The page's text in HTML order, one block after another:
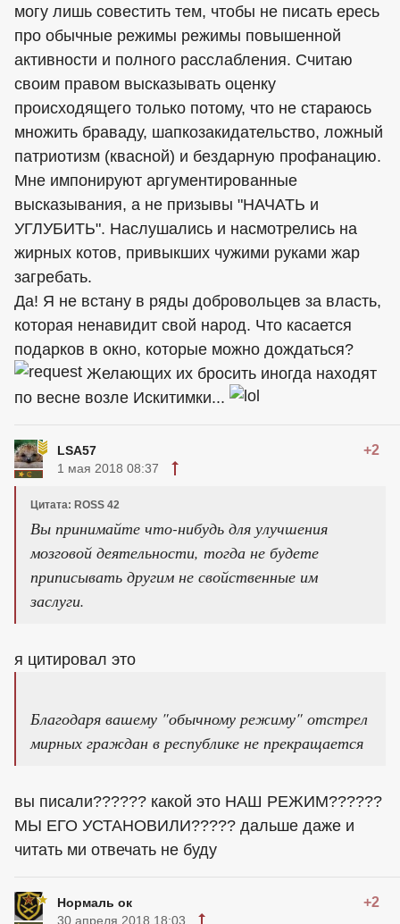
могу лишь совестить тем, чтобы не писать ересь
про обычные режимы режимы повышенной
активности и полного расслабления. Считаю
своим правом высказывать оценку
происходящего только потому, что не стараюсь
множить браваду, шапкозакидательство, ложный
патриотизм (квасной) и бездарную профанацию.
Мне импонируют аргументированные
высказывания, а не призывы "НАЧАТЬ и
УГЛУБИТЬ". Наслушались и насмотрелись на
жирных котов, привыкших чужими руками жар
загребать.
Да! Я не встану в ряды добровольцев за власть,
которая ненавидит свой народ. Что касается
подарков в окно, которые можно дождаться?
Желающих их бросить иногда находят
по весне возле Искитимки...
LSA57 +2
1 мая 2018 08:37
Цитата: ROSS 42
Вы принимайте что-нибудь для улучшения
мозговой деятельности, тогда не будете
приписывать другим не свойственные им
заслуги.
я цитировал это
Благодаря вашему "обычному режиму" отстрел
мирных граждан в республике не прекращается
вы писали?????? какой это НАШ РЕЖИМ??????
МЫ ЕГО УСТАНОВИЛИ????? дальше даже и
читать ми отвечать не буду
Нормаль ок +2
30 апреля 2018 18:03